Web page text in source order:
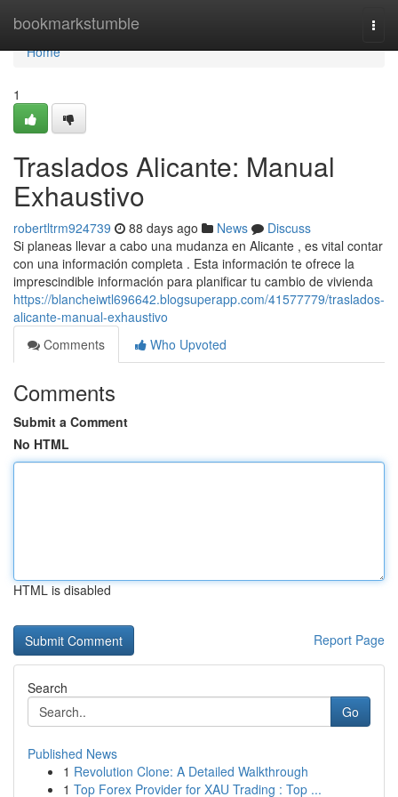
bookmarkstumble
Home
Home
1
Traslados Alicante: Manual
Exhaustivo
robertltrm924739 88 days ago News
Discuss
Si planeas llevar a cabo una mudanza en Alicante , es vital contar
con una información completa . Esta información te ofrece la
imprescindible información para planificar tu cambio de vivienda
https://blancheiwtl696642.blogsuperapp.com/41577779/traslados-
alicante-manual-exhaustivo
Comments
Who Upvoted
Comments
Submit a Comment
No HTML
HTML is disabled
Report Page
Search
Go
Published News
1 Revolution Clone: A Detailed Walkthrough
1 Top Forex Provider for XAU Trading : Top ...